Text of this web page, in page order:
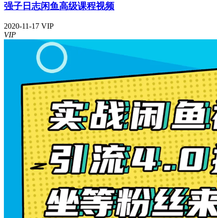
强子日志闲鱼高级课程视频
2020-11-17 VIP
VIP